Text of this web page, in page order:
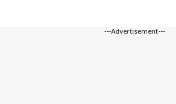
---Advertisement---